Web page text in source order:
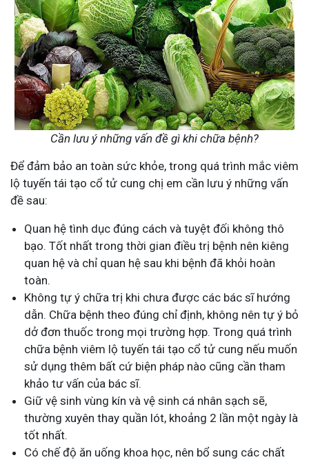
Cần lưu ý những vấn đề gì khi chữa bệnh?
Để đảm bảo an toàn sức khỏe, trong quá trình mắc viêm
lộ tuyến tái tạo cổ tử cung chị em cần lưu ý những vấn
đề sau:
Quan hệ tình dục đúng cách và tuyệt đối không thô
bạo. Tốt nhất trong thời gian điều trị bệnh nên kiêng
quan hệ và chỉ quan hệ sau khi bệnh đã khỏi hoàn
toàn.
Không tự ý chữa trị khi chưa được các bác sĩ hướng
dẫn. Chữa bệnh theo đúng chỉ định, không nên tự ý bỏ
dở đơn thuốc trong mọi trường hợp. Trong quá trình
chữa bệnh viêm lộ tuyến tái tạo cổ tử cung nếu muốn
sử dụng thêm bất cứ biện pháp nào cũng cần tham
khảo tư vấn của bác sĩ.
Giữ vệ sinh vùng kín và vệ sinh cá nhân sạch sẽ,
thường xuyên thay quần lót, khoảng 2 lần một ngày là
tốt nhất.
Có chế độ ăn uống khoa học, nên bổ sung các chất